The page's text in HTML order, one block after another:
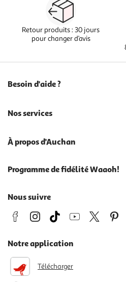
Retour produits : 30 jours
pour changer d’avis
Besoin d'aide ?
Nos services
À propos d'Auchan
Programme de fidélité Waaoh!
Nous suivre
Notre application
Télécharger